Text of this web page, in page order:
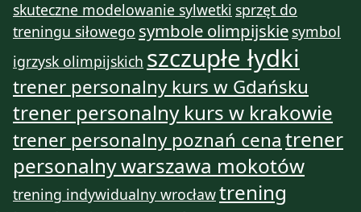
skuteczne modelowanie sylwetki sprzęt do
treningu siłowego symbole olimpijskie symbol
igrzysk olimpijskich szczupłe łydki
trener personalny kurs w Gdańsku
trener personalny kurs w krakowie
trener personalny poznań cenatrener
personalny warszawa mokotów
trening indywidualny wrocławtrening